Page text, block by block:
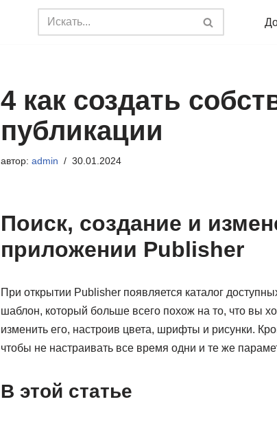
4 как создать
публикации
автор: admin 30.01.2024
Поиск, создание и
приложении Publisher
При открытии Publisher появляется каталог
шаблон, который больше всего похож на то, что вы
изменить его, настроив цвета, шрифты и рисунки.
чтобы не настраивать все время одни и те же
В этой статье